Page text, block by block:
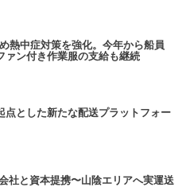
熱中症対策を強化。今年から船員
ァン付き作業服の支給も継続
とした新たな配送プラットフォー
と資本提携〜山陰エリアへ実運送